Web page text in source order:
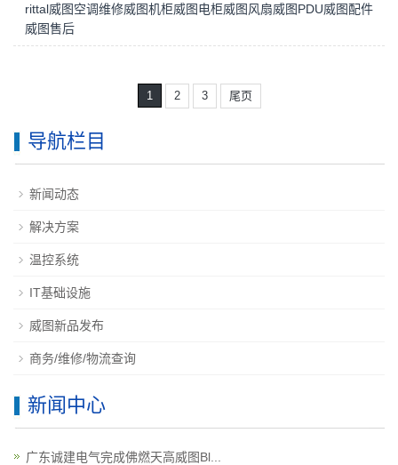
rittal威图空调维修威图机柜威图电柜威图风扇威图PDU威图配件
威图售后
1 2 3 尾页
导航栏目
新闻动态
解决方案
温控系统
IT基础设施
威图新品发布
商务/维修/物流查询
新闻中心
广东诚建电气完成佛燃天高威图Bl...